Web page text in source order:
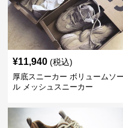
¥11,940 (税込)
厚底スニーカー ボリュームソー
ル メッシュスニーカー